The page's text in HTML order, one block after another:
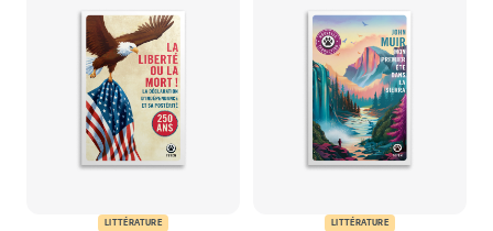
LITTÉRATURE LITTÉRATURE